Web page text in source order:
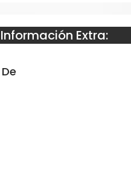
Técnicas
Información Extra: